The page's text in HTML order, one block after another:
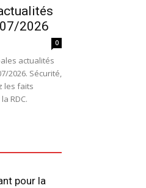
2026
0
actualités
2026. Sécurité,
les faits
RDC.
pour la